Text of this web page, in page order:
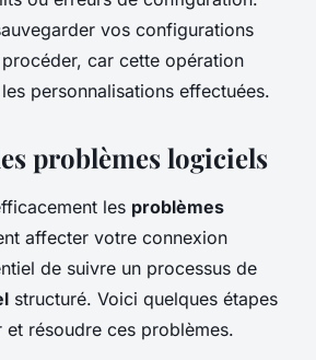
vos configurations
car cette opération
personnalisations effectuées.
problèmes logiciels
les problèmes
affecter votre connexion
de suivre un processus de
structuré. Voici quelques étapes
résoudre ces problèmes.